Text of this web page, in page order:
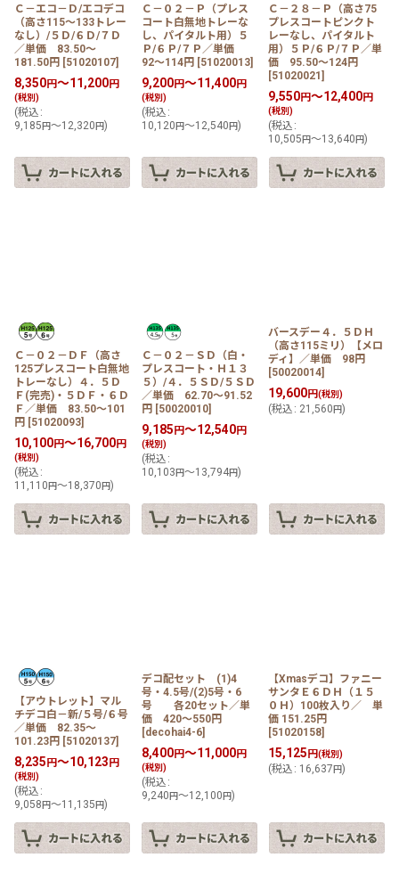
Ｃ－エコ－Ｄ/エコデコ
（高さ115〜133トレー
なし）/５Ｄ/６Ｄ/７Ｄ
／単価 83.50〜
181.50円 [51020107]
8,350円～11,200円
(税別)
(税込 :
9,185 円～12,320 円)
Ｃ－０２－Ｐ（プレス
コート白無地トレーな
し、パイタルト用）５
Ｐ/６Ｐ/７Ｐ／単価
92〜114円 [51020013]
9,200円～11,400円
(税別)
(税込 :
10,120 円～12,540 円)
Ｃ－２８－Ｐ（高さ75
プレスコートピンクト
レーなし、パイタルト
用）５Ｐ/６Ｐ/７Ｐ／単
価 95.50〜124円
[51020021]
9,550円～12,400円
(税別)
(税込 :
10,505円～13,640円)
Ｃ－０２－ＤＦ（高さ
125プレスコート白無地
トレーなし）４．５Ｄ
Ｆ(完売)・５ＤＦ・６Ｄ
Ｆ／単価 83.50〜101
円 [51020093]
10,100円～16,700円
(税別)
(税込 :
11,110 円～18,370 円)
Ｃ－０２－ＳＤ（白・
プレスコート・Ｈ１３
５）/４．５ＳＤ/５ＳＤ
／単価 62.70〜91.52
円 [50020010]
9,185円～12,540円
(税別)
(税込 :
10,103 円～13,794円)
バースデー４．５ＤＨ
（高さ115ミリ）【メロ
ディ】／単価 98円
[50020014]
19,600円(税別)
(税込 : 21,560円)
【アウトレット】マル
チデコ白－新/５号/６号
／単価 82.35〜
101.23円 [51020137]
8,235 円～10,123 円
(税別)
(税込 :
9,058 円～11,135 円)
デコ配セット (1)4
号・4.5号/(2)5号・6
号 各20セット／単
価 420〜550円
[decohai4-6]
8,400円～11,000円
(税別)
(税込 :
9,240 円～12,100 円)
【Xmasデコ】ファニー
サンタＥ６ＤＨ（１５
０Ｈ）100枚入り／ 単
価 151.25円
[51020158]
15,125円(税別)
(税込 : 16,637円)